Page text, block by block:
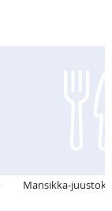
Mansikka-